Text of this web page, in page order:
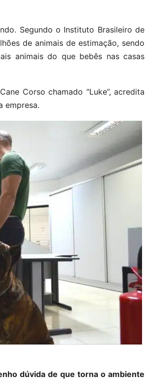
Segundo o Instituto Brasileiro de
de animais de estimação, sendo
animais do que bebês nas casas
Corso chamado “Luke”, acredita
empresa.
dúvida de que torna o ambiente